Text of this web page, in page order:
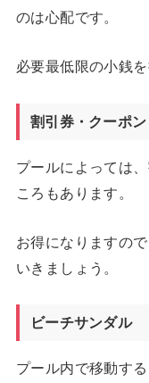
のは心配です。
必要最低限の小銭
割引券・クーポン
プールによっては
ころもあります。
お得になりますの
いきましょう。
ビーチサンダル
プール内で移動す